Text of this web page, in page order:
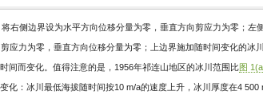
右侧边界设为水平方向位移分量为零，垂直方向剪应力为零；左
应力为零，垂直方向位移分量为零；上边界施加随时间变化的冰
间而变化。值得注意的是，1956年祁连山地区的冰川范围比图
化：冰川最低海拔随时间按10 m/a的速度上升，冰川厚度在4 500